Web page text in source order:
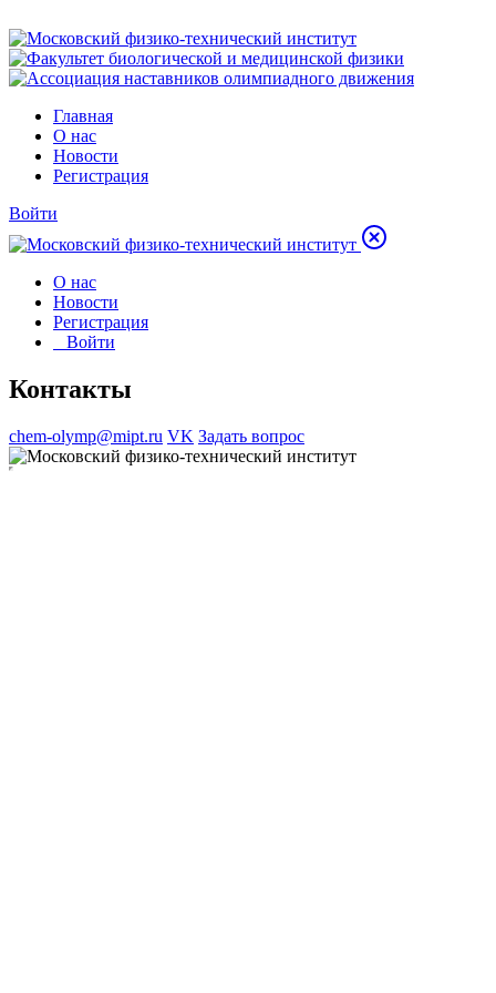
Главная
О нас
Новости
Регистрация
Войти
О нас
Новости
Регистрация
Войти
Контакты
chem-olymp@mipt.ru VK Задать вопрос